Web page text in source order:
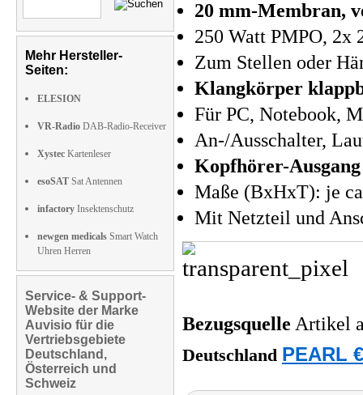
Mehr Hersteller-
Seiten:
ELESION
VR-Radio DAB-Radio-Receiver
Xystec Kartenleser
esoSAT Sat Antennen
infactory Insektenschutz
newgen medicals Smart Watch
Uhren Herren
Service- & Support-
Website der Marke
Auvisio für die
Vertriebsgebiete
Deutschland,
Österreich und
Schweiz
20 mm-Membran,
250 Watt PMPO, 2x
Zum Stellen oder
Klangkörper
Für PC, Notebook,
An-/Ausschalter,
Kopfhörer-
Maße (BxHxT): je
Mit Netzteil und
Bezugsquelle Artikel
Deutschland PEARL